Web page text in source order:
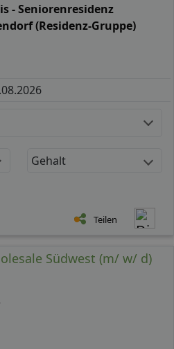
- Seniorenresidenz
(Residenz-Gruppe)
Gehalt
Teilen
Südwest (m/ w/ d)